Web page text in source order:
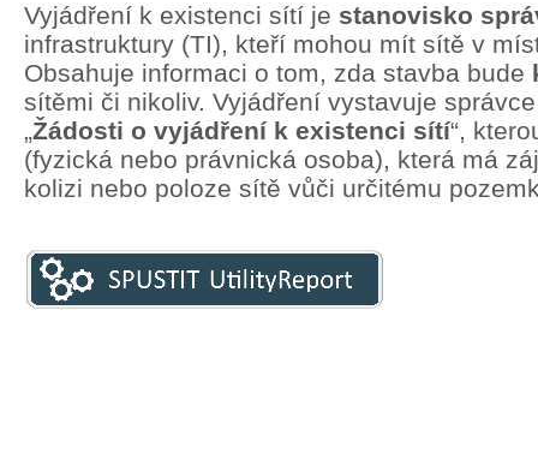
Vyjádření k existenci sítí je stanovisko
infrastruktury (TI), kteří mohou mít sítě v
Obsahuje informaci o tom, zda stavba bude
sítěmi či nikoliv. Vyjádření vystavuje
„Žádosti o vyjádření k existenci sítí“,
(fyzická nebo právnická osoba), která má
kolizi nebo poloze sítě vůči určitému